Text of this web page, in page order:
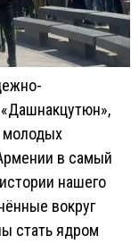
молодых
в самый
нашего
вокруг
стать ядром